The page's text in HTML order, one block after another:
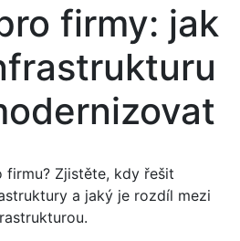
firmy: jak
Zjistěte, kdy řešit
a jaký je rozdíl mezi